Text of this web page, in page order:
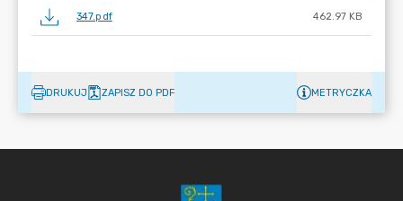
347.pdf 462.97 KB
DRUKUJ ZAPISZ DO PDF METRYCZKA